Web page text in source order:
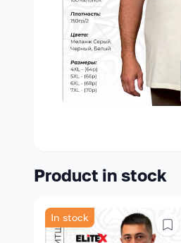
Product in stock
In stock